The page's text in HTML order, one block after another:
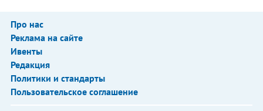
Про нас
Реклама на сайте
Ивенты
Редакция
Политики и стандарты
Пользовательское соглашение